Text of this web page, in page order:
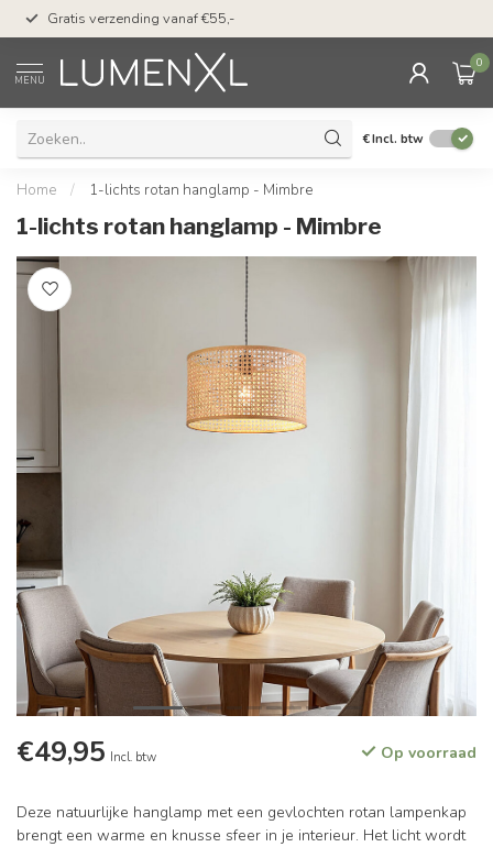
Gratis verzending vanaf €55,-
MENU
0
€Incl. btw
Home / 1-lichts rotan hanglamp - Mimbre
1-lichts rotan hanglamp - Mimbre
€49,95 Incl. btw Op voorraad
Deze natuurlijke hanglamp met een gevlochten rotan lampenkap
brengt een warme en knusse sfeer in je interieur. Het licht wordt